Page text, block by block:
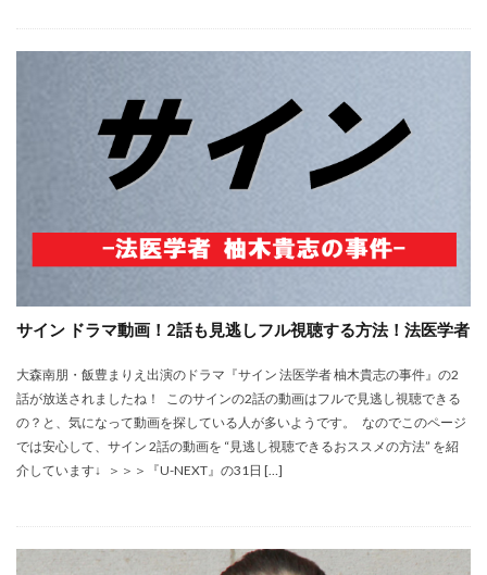
サイン ドラマ動画！2話も見逃しフル視聴する方法！法医学者
大森南朋・飯豊まりえ出演のドラマ『サイン 法医学者 柚木貴志の事件』の2
話が放送されましたね！ このサインの2話の動画はフルで見逃し視聴できる
の？と、気になって動画を探している人が多いようです。 なのでこのページ
では安心して、サイン 2話の動画を “見逃し視聴できるおススメの方法” を紹
介しています↓ ＞＞＞『U-NEXT』の31日 […]